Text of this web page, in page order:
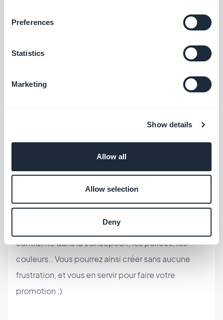
Preferences
Statistics
Marketing
Show details
Allow all
Allow selection
Deny
vu plus haut, vous avez peut-être débuté en vous
diversifier, vous n’allez pas attendre de vendre une
montrer à vos prospects. Donc profitez-en pour
sont les apps de vos clients; ils ont le dernier mot
sur la configuration finale. Les apps de démos
permettent de laisser libre cours à votre créativité
et d’afficher votre vision. Vous n’avez aucune
contrainte dans la conception, les polices, les
couleurs.. Vous pourrez ainsi créer sans aucune
frustration, et vous en servir pour faire votre
promotion ;)